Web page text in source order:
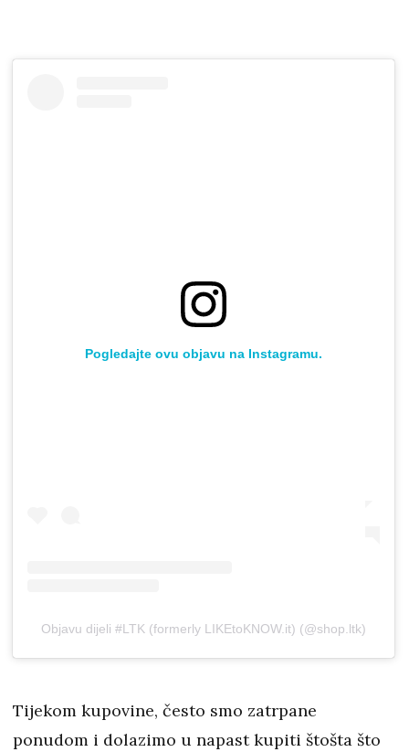
Pogledajte ovu objavu na Instagramu.
Objavu dijeli #LTK (formerly LIKEtoKNOW.it) (@shop.ltk)
Tijekom kupovine, često smo zatrpane
ponudom i dolazimo u napast kupiti štošta što